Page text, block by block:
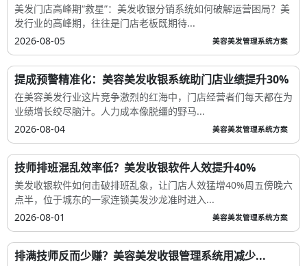
美发门店高峰期“救星”：美发收银分销系统如何破解运营困局？美
发行业的高峰期，往往是门店老板既期待...
2026-08-05
美容美发管理系统方案
提成预警精准化：美容美发收银系统助门店业绩提升30%
在美容美发行业这片竞争激烈的红海中，门店经营者们每天都在为
业绩增长绞尽脑汁。人力成本像脱缰的野马...
2026-08-04
美容美发管理系统方案
技师排班混乱效率低？美发收银软件人效提升40%
美发收银软件如何击破排班乱象，让门店人效猛增40%周五傍晚六
点半，位于城东的一家连锁美发沙龙准时进入...
2026-08-01
美容美发管理系统方案
排满技师反而少赚？美容美发收银管理系统用减少...